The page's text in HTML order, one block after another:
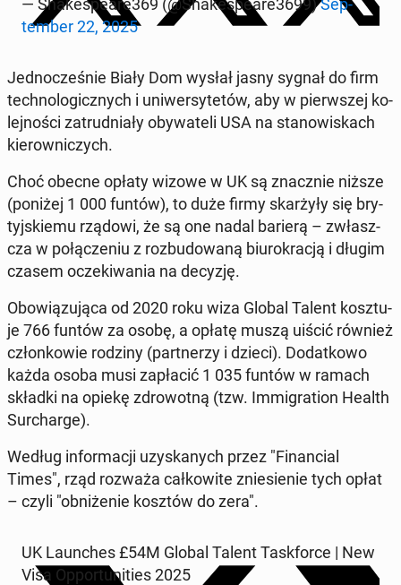
— Sha­ke­spe­are369 (@Sha­ke­spe­are3699)Sep­
tem­ber 22, 2025
Jed­no­cze­śnie Biały Dom wysłał jasny sygnał do firm
tech­no­lo­gicz­nych i uni­wer­sy­te­tów, aby w pierw­szej ko­
lej­no­ści za­trud­nia­ły oby­wa­te­li USA na sta­no­wi­skach
kie­row­ni­czych.
Choć obecne opłaty wizowe w UK są znacz­nie niższe
(poniżej 1 000 funtów), to duże firmy skar­ży­ły się bry­
tyj­skie­mu rządowi, że są one nadal barierą – zwłasz­
cza w po­łą­cze­niu z roz­bu­do­wa­ną biu­ro­kra­cją i długim
czasem ocze­ki­wa­nia na decyzję.
Obo­wią­zu­ją­ca od 2020 roku wiza Global Talent kosz­tu­
je 766 funtów za osobę, a opłatę muszą uiścić również
człon­ko­wie rodziny (part­ne­rzy i dzieci). Do­dat­ko­wo
każda osoba musi za­pła­cić 1 035 funtów w ramach
składki na opiekę zdro­wot­ną (tzw. Im­mi­gra­tion Health
Sur­char­ge).
Według in­for­ma­cji uzy­ska­nych przez "Fi­nan­cial
Times", rząd rozważa cał­ko­wi­te znie­sie­nie tych opłat
– czyli "ob­ni­że­nie kosztów do zera".
UK Laun­ches £54M Global Talent Ta­sk­for­ce | New
Visa Op­por­tu­ni­ties 2025